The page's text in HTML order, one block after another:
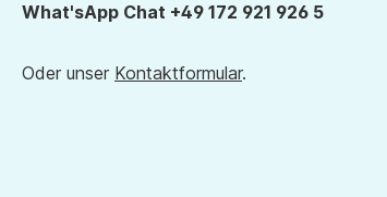
What'sApp Chat +49 172 921 926 5
Oder unser Kontaktformular.